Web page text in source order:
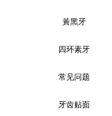
黃黑牙
四环素牙
常见问题
牙齿贴面